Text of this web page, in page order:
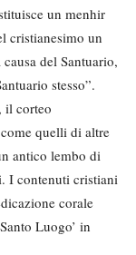
un menhir
cristianesimo un
del Santuario,
stesso”.
il corteo
quelli di altre
antico lembo di
I contenuti cristiani
corale
Luogo’ in